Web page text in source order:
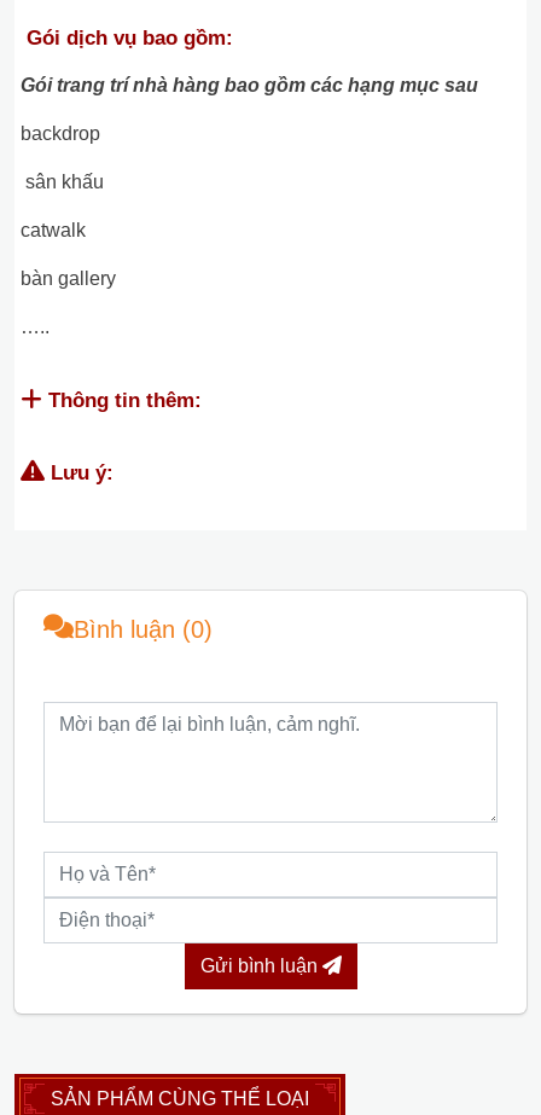
Gói dịch vụ bao gồm:
Gói trang trí nhà hàng bao gồm các hạng mục sau
backdrop
sân khấu
catwalk
bàn gallery
…..
Thông tin thêm:
Lưu ý:
Bình luận (0)
Gửi bình luận
SẢN PHẨM CÙNG THỂ LOẠI